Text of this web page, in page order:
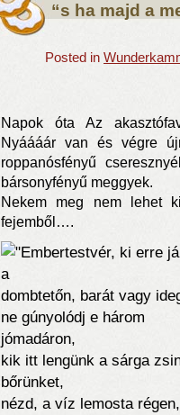
“s ha majd a
Posted in
Napok óta Az
Nyáááár van és végre
roppanósfényű
bársonyfényű meggyek.
Nekem meg nem lehet
fejemből….
"Embertestvér, ki erre
a
dombtetőn, barát vagy
ne gúnyolódj e három
jómadáron,
kik itt lengünk a sárga
bőrünket,
nézd, a víz lemosta régen,